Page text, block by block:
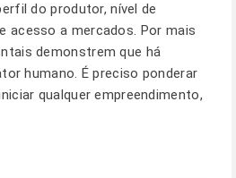
do produtor, nível de
acesso a mercados. Por mais
demonstrem que há
humano. É preciso ponderar
qualquer empreendimento,